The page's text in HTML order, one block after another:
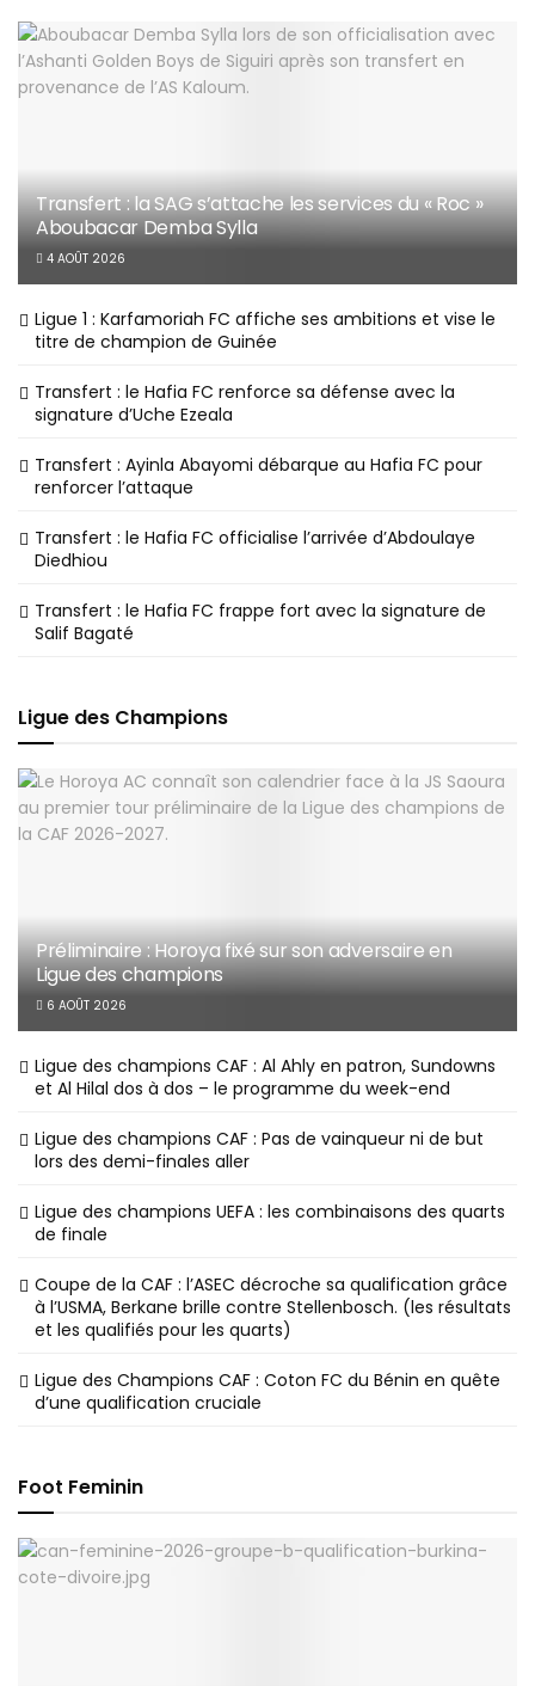
Transfert : la SAG s’attache les services du « Roc »
Aboubacar Demba Sylla
4 AOÛT 2026
Ligue 1 : Karfamoriah FC affiche ses ambitions et vise le
titre de champion de Guinée
Transfert : le Hafia FC renforce sa défense avec la
signature d’Uche Ezeala
Transfert : Ayinla Abayomi débarque au Hafia FC pour
renforcer l’attaque
Transfert : le Hafia FC officialise l’arrivée d’Abdoulaye
Diedhiou
Transfert : le Hafia FC frappe fort avec la signature de
Salif Bagaté
Ligue des Champions
Préliminaire : Horoya fixé sur son adversaire en
Ligue des champions
6 AOÛT 2026
Ligue des champions CAF : Al Ahly en patron, Sundowns
et Al Hilal dos à dos – le programme du week-end
Ligue des champions CAF : Pas de vainqueur ni de but
lors des demi-finales aller
Ligue des champions UEFA : les combinaisons des quarts
de finale
Coupe de la CAF : l’ASEC décroche sa qualification grâce
à l’USMA, Berkane brille contre Stellenbosch. (les résultats
et les qualifiés pour les quarts)
Ligue des Champions CAF : Coton FC du Bénin en quête
d’une qualification cruciale
Foot Feminin